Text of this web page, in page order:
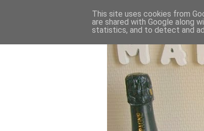
This site uses cookies from
are shared with Google along
statistics, and to detect and